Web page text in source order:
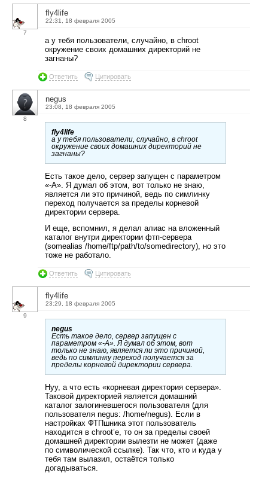
7
fly4life
22:31, 18 февраля 2005
а у тебя пользователи, случайно, в chroot
окружение своих домашних директорий не
загнаны?
Ответить Цитировать
8
negus
23:08, 18 февраля 2005
fly4life
а у тебя пользователи, случайно, в chroot
окружение своих домашних директорий не
загнаны?
Есть такое дело, сервер запущен с параметром
«-A». Я думал об этом, вот только не знаю,
является ли это причиной, ведь по симлинку
переход получается за пределы корневой
директории сервера.
И еще, вспомнил, я делал алиас на вложенный
каталог внутри директории фтп-сервера
(somealias /home/ftp/path/to/somedirectory), но это
тоже не работало.
Ответить Цитировать
9
fly4life
23:29, 18 февраля 2005
negus
Есть такое дело, сервер запущен с
параметром «-A». Я думал об этом, вот
только не знаю, является ли это причиной,
ведь по симлинку переход получается за
пределы корневой директории сервера.
Нуу, а что есть «корневая директория сервера».
Таковой директорией является домашний
каталог залогиневшегося пользователя (для
пользователя negus: /home/negus). Если в
настройках ФТПшника этот пользователь
находится в chroot’е, то он за пределы своей
домашней директории вылезти не может (даже
по символической ссылке). Так что, кто и куда у
тебя там вылазил, остаётся только
догадываться.